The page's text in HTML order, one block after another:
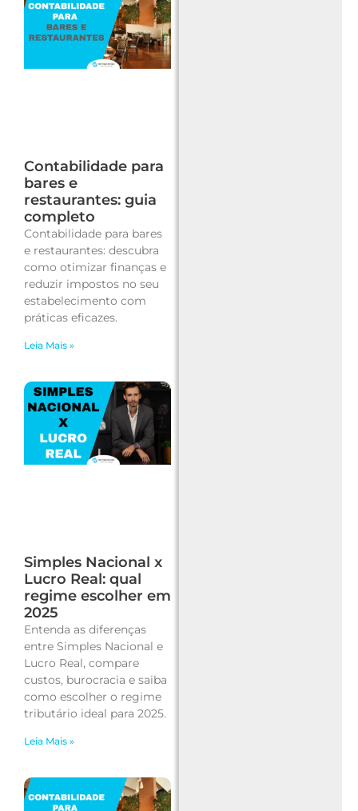
Contabilidade para
bares e
restaurantes: guia
completo
Contabilidade para bares
e restaurantes: descubra
como otimizar finanças e
reduzir impostos no seu
estabelecimento com
práticas eficazes.
Leia Mais »
Simples Nacional x
Lucro Real: qual
regime escolher em
2025
Entenda as diferenças
entre Simples Nacional e
Lucro Real, compare
custos, burocracia e saiba
como escolher o regime
tributário ideal para 2025.
Leia Mais »